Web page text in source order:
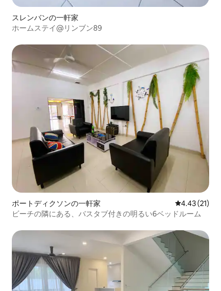
スレンバンの一軒家
ホームステイ@リンブン89
ポートディクソンの一軒家 レビュー21
4.43 (21)
ビーチの隣にある、バスタブ付きの明るい6ベッドルーム